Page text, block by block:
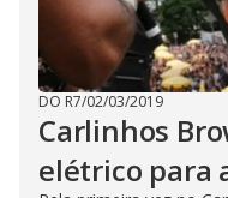
DO R7/02/03/2019
Carlinhos
elétrico para